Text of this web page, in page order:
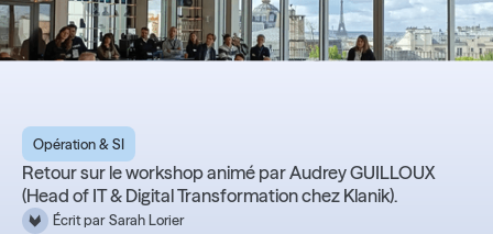
Opération & SI
Retour sur le workshop animé par Audrey GUILLOUX
(Head of IT & Digital Transformation chez Klanik).
Écrit par Sarah Lorier